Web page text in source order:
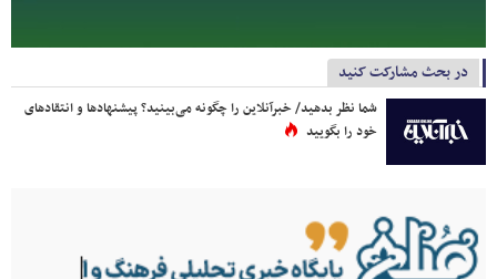
در بحث مشارکت کنید
شما نظر بدهید/ خبرآنلاین را چگونه می‌بینید؟ پیشنهادها و انتقادهای
خود را بگویید